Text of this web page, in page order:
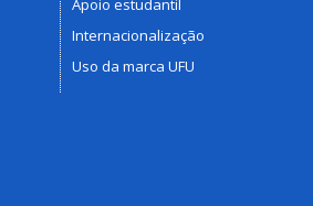
Apoio estudantil
Internacionalização
Uso da marca UFU